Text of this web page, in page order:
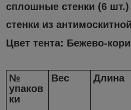
сплошные стенки (6 шт.)
стенки из
Цвет тента: Бежево-
№
упаков
ки
Вес Длина